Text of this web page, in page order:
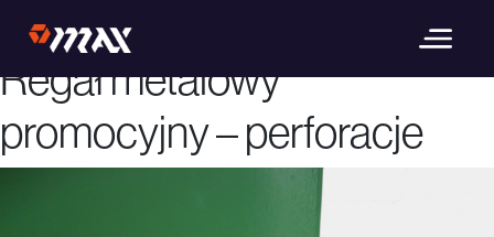
Następny obrazek
Regał metalowy
promocyjny – perforacje